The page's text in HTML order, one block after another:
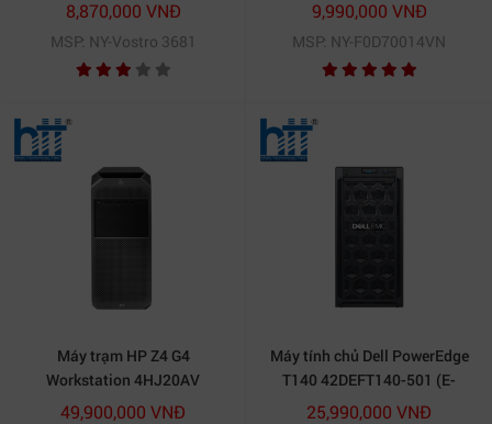
10100/4GB/1TBHDD/Windows
10 Home 64-bit/WiFi
802.11ac)
8,870,000 VNĐ
MSP: NY-Vostro 3681
9,990,000 VNĐ
MSP: NY-F0D70014VN
Máy trạm HP Z4 G4
Workstation 4HJ20AV
49,900,000 VNĐ
Máy tính chủ Dell PowerEdge
T140 42DEFT140-501 (E-
2224/8GB/1TB)
25,990,000 VNĐ